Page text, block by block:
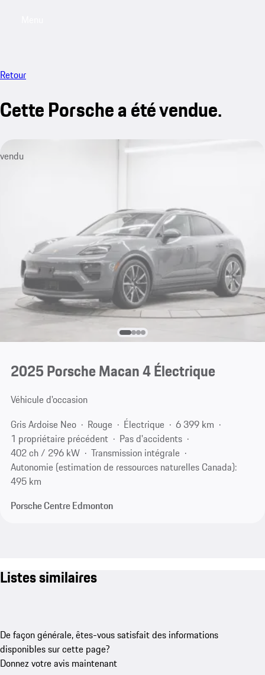
Retour
Cette Porsche a été vendue.
vendu
2025 Porsche Macan 4 Électrique
Véhicule d'occasion
Gris Ardoise Neo
Rouge Électrique
6 399 km
1 propriétaire précédent
Pas d'accidents
402 ch / 296 kW
Transmission intégrale
Autonomie (estimation de ressources naturelles Canada):
495 km
Porsche Centre Edmonton
Listes similaires
De façon générale, êtes-vous satisfait des informations
disponibles sur cette page?
Donnez votre avis maintenant